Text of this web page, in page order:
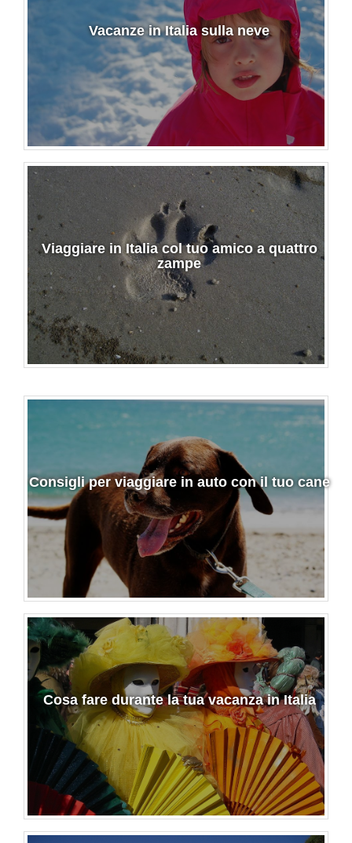
Vacanze in Italia sulla neve
Viaggiare in Italia col tuo amico a quattro
zampe
Consigli per viaggiare in auto con il tuo cane
Cosa fare durante la tua vacanza in Italia